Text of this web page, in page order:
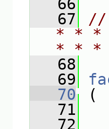
   66
   67
//
* * *
* *
   68
   69
   70
(
   71
   72